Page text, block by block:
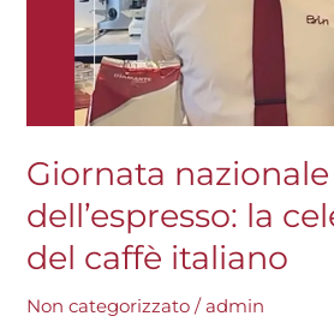
Giornata nazionale
dell’espresso: la
del caffè italiano
Non categorizzato /admin